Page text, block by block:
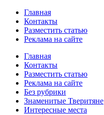
Главная
Контакты
Разместить статью
Реклама на сайте
Главная
Контакты
Разместить статью
Реклама на сайте
Без рубрики
Знаменитые Тверитяне
Интересные места